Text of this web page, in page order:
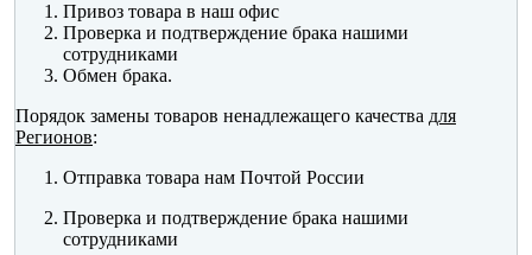
Привоз товара в наш офис
Проверка и подтверждение брака нашими
сотрудниками
Обмен брака.
Порядок замены товаров ненадлежащего качества для
Регионов:
Отправка товара нам Почтой России
Проверка и подтверждение брака нашими
сотрудниками